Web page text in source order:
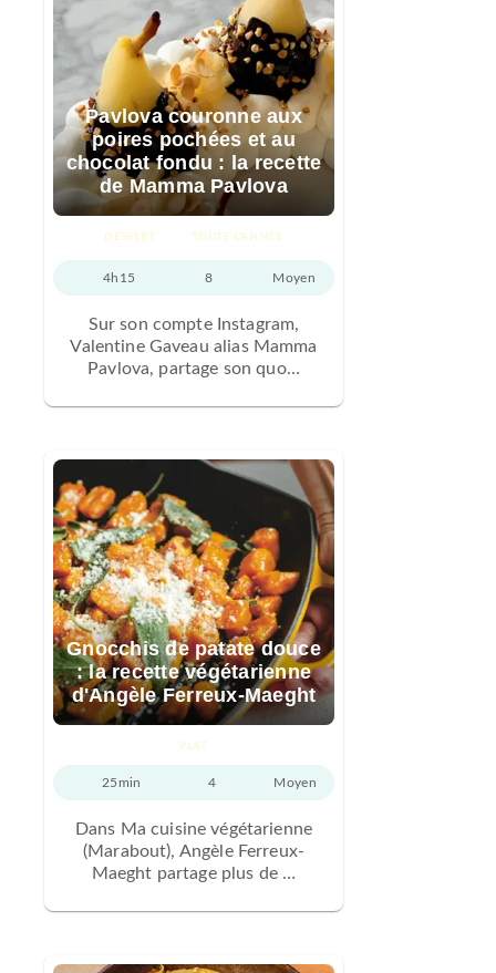
Pavlova couronne aux
poires pochées et au
chocolat fondu : la recette
de Mamma Pavlova
DESSERT TOUTE L'ANNÉE
4h15 8 Moyen
Sur son compte Instagram,
Valentine Gaveau alias Mamma
Pavlova, partage son quo…
Gnocchis de patate douce
: la recette végétarienne
d'Angèle Ferreux-Maeght
PLAT
25min 4 Moyen
Dans Ma cuisine végétarienne
(Marabout), Angèle Ferreux-
Maeght partage plus de …